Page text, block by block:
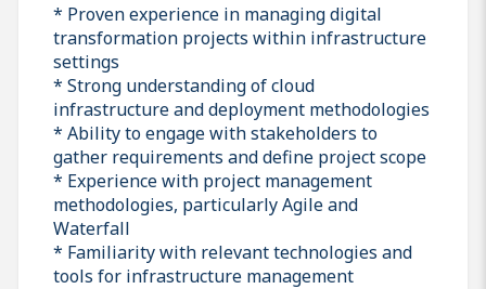
* Proven experience in managing digital
transformation projects within infrastructure
settings
* Strong understanding of cloud
infrastructure and deployment methodologies
* Ability to engage with stakeholders to
gather requirements and define project scope
* Experience with project management
methodologies, particularly Agile and
Waterfall
* Familiarity with relevant technologies and
tools for infrastructure management